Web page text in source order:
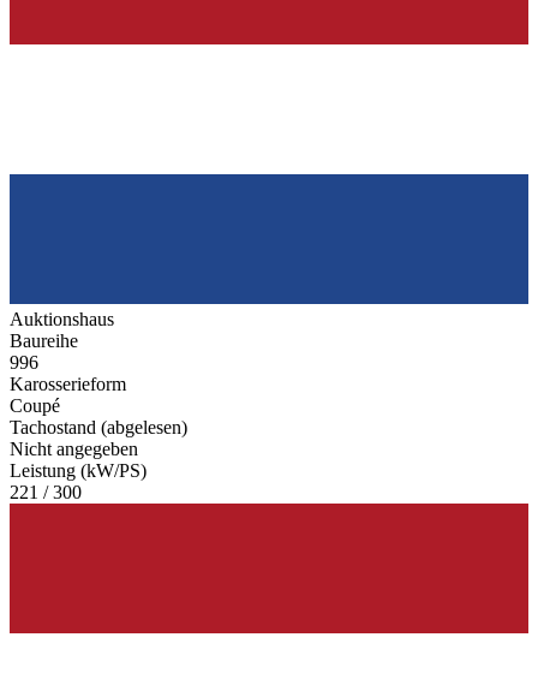
Auktionshaus
Baureihe
996
Karosserieform
Coupé
Tachostand (abgelesen)
Nicht angegeben
Leistung (kW/PS)
221 / 300